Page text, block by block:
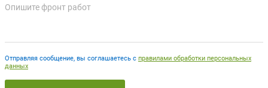
Отправляя сообщение, вы соглашаетесь с правилами обработки персональных
данных